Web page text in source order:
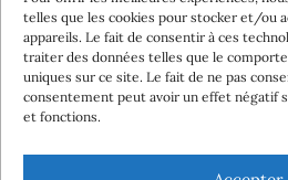
telles que les cookies pour stocker et/ou
appareils. Le fait de consentir à ces
traiter des données telles que le
uniques sur ce site. Le fait de ne pas
consentement peut avoir un effet négatif
et fonctions.
Abonnez-
Nos auteurs